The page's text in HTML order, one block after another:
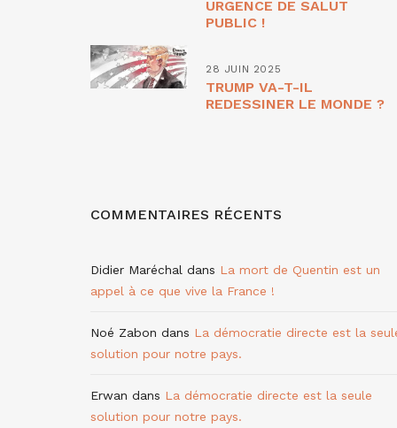
URGENCE DE SALUT
PUBLIC !
28 JUIN 2025
TRUMP VA-T-IL
REDESSINER LE MONDE ?
COMMENTAIRES RÉCENTS
Didier Maréchal dans La mort de Quentin est un
appel à ce que vive la France !
Noé Zabon dans La démocratie directe est la
solution pour notre pays.
Erwan dans La démocratie directe est la seule
solution pour notre pays.